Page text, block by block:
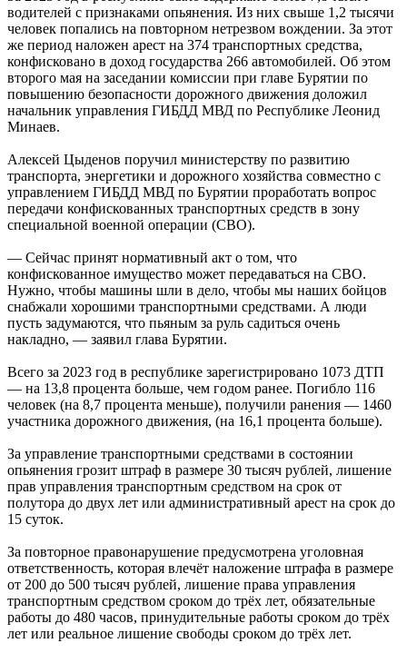
водителей с признаками опьянения. Из них свыше 1,2 тысячи
человек попались на повторном нетрезвом вождении. За этот
же период наложен арест на 374 транспортных средства,
конфисковано в доход государства 266 автомобилей. Об этом
второго мая на заседании комиссии при главе Бурятии по
повышению безопасности дорожного движения доложил
начальник управления ГИБДД МВД по Республике Леонид
Минаев.
Алексей Цыденов поручил министерству по развитию
транспорта, энергетики и дорожного хозяйства совместно с
управлением ГИБДД МВД по Бурятии проработать вопрос
передачи конфискованных транспортных средств в зону
специальной военной операции (СВО).
— Сейчас принят нормативный акт о том, что
конфискованное имущество может передаваться на СВО.
Нужно, чтобы машины шли в дело, чтобы мы наших бойцов
снабжали хорошими транспортными средствами. А люди
пусть задумаются, что пьяным за руль садиться очень
накладно, — заявил глава Бурятии.
Всего за 2023 год в республике зарегистрировано 1073 ДТП
— на 13,8 процента больше, чем годом ранее. Погибло 116
человек (на 8,7 процента меньше), получили ранения — 1460
участника дорожного движения, (на 16,1 процента больше).
За управление транспортными средствами в состоянии
опьянения грозит штраф в размере 30 тысяч рублей, лишение
прав управления транспортным средством на срок от
полутора до двух лет или административный арест на срок до
15 суток.
За повторное правонарушение предусмотрена уголовная
ответственность, которая влечёт наложение штрафа в размере
от 200 до 500 тысяч рублей, лишение права управления
транспортным средством сроком до трёх лет, обязательные
работы до 480 часов, принудительные работы сроком до трёх
лет или реальное лишение свободы сроком до трёх лет.